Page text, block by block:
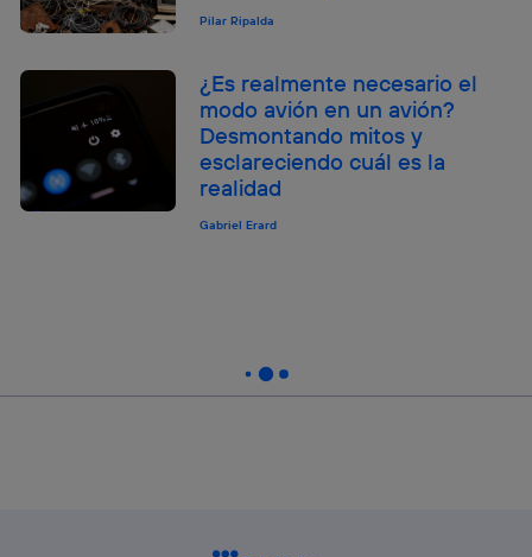
Pilar Ripalda
¿Es realmente necesario el
modo avión en un avión?
Desmontando mitos y
esclareciendo cuál es la
realidad
Gabriel Erard